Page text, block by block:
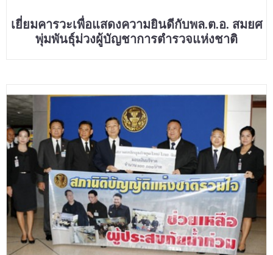
เยี่ยมคารวะเพื่อแสดงความยินดีกับพล.ต.อ. สมยศ
พุ่มพันธุ์ม่วงผู้บัญชาการตำรวจแห่งชาติ